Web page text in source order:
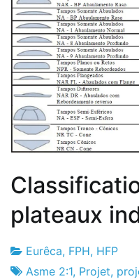
plateaux
Usine
17
Eurêca, FPH, HFP
Asme 2:1, Projet,